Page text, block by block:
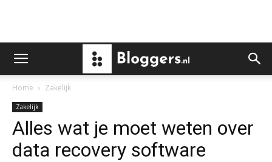
Home Zakelijk
Zakelijk
Alles wat je moet weten over
data recovery software